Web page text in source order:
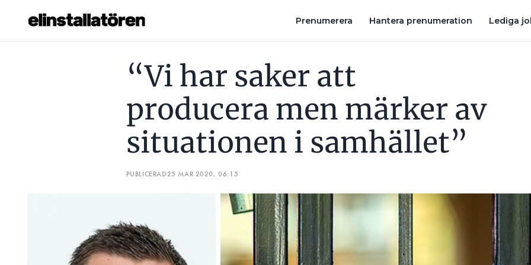
Prenumerera Hantera prenumeration Lediga
Hantera prenumeration
Om tidningen
Personuppgifter
“Vi har saker att
producera men märker av
situationen i samhället”
PUBLICERAD25 MAR 2020, 06:15
“VI HAR SAKER ATT PRODUCERA MEN MÄRKER AV SITUATIONEN I SAMHÄLLET” MÅNADENS TÅRTKALAS: ”VAD ROLIGT